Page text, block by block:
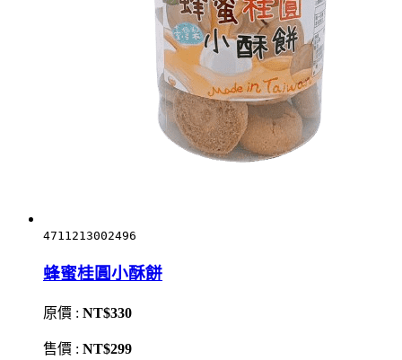
4711213002496
蜂蜜桂圓小酥餅
原價 : NT$330
售價 : NT$299